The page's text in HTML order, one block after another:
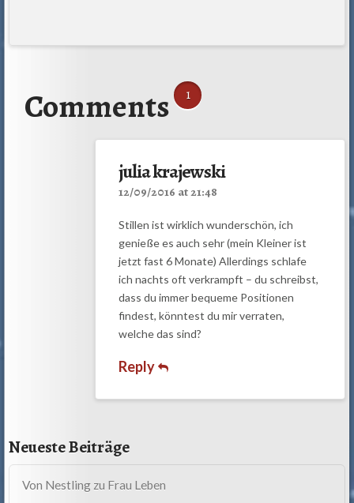
Comments 1
julia krajewski
12/09/2016 at 21:48
Stillen ist wirklich wunderschön, ich
genieße es auch sehr (mein Kleiner ist
jetzt fast 6 Monate) Allerdings schlafe
ich nachts oft verkrampft – du schreibst,
dass du immer bequeme Positionen
findest, könntest du mir verraten,
welche das sind?
Reply
Neueste Beiträge
Von Nestling zu Frau Leben